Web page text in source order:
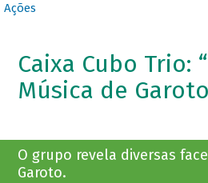
Ações
Caixa Cubo Trio:
Música de
O grupo revela diversas
Garoto.